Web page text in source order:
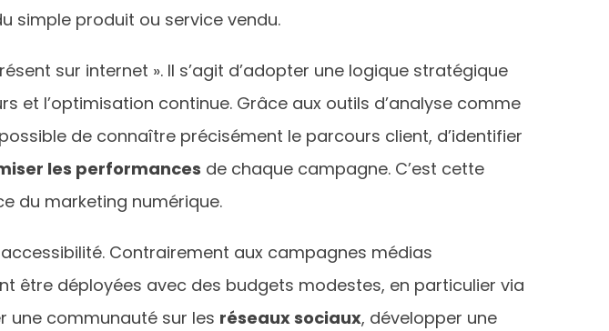
simple produit ou service vendu.
sur internet ». Il s’agit d’adopter une logique stratégique
et l’optimisation continue. Grâce aux outils d’analyse comme
de connaître précisément le parcours client, d’identifier
les performances de chaque campagne. C’est cette
du marketing numérique.
Contrairement aux campagnes médias
être déployées avec des budgets modestes, en particulier via
une communauté sur les réseaux sociaux, développer une